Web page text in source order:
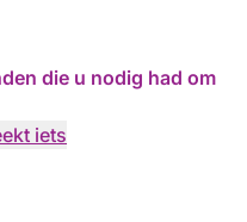
die u nodig had om
iets